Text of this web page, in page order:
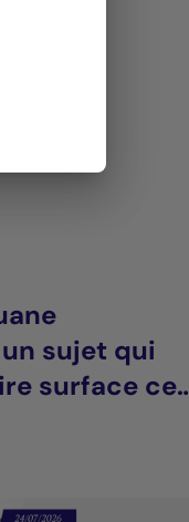
sujet qui
surface cet